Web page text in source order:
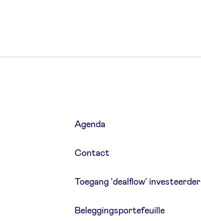
Agenda
Contact
Toegang 'dealflow' investeerder
Beleggingsportefeuille